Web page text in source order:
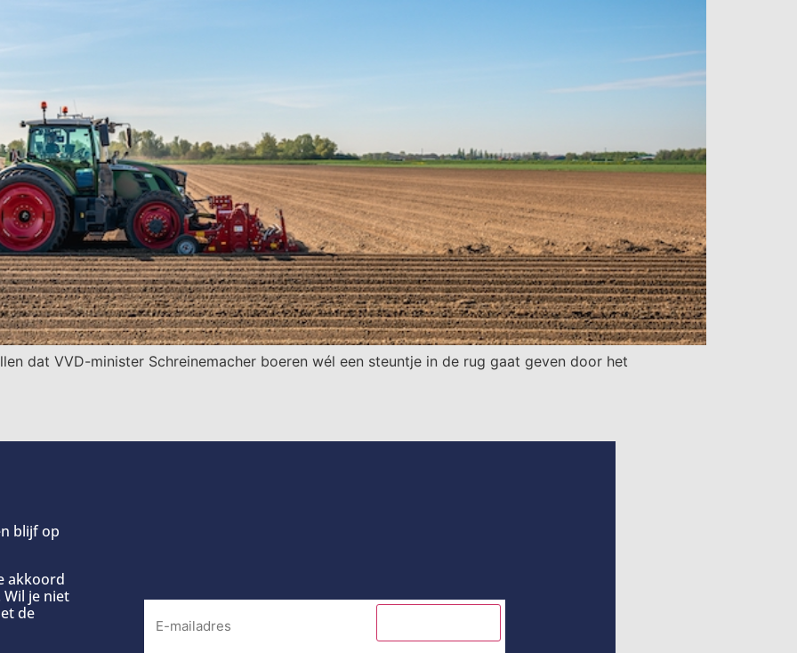
dat VVD-minister Schreinemacher boeren wél een steuntje in de rug gaat geven door het
blijf op
akkoord
je niet
de